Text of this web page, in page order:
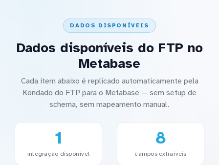
DADOS DISPONÍVEIS
Dados disponíveis do FTP no
Metabase
Cada item abaixo é replicado automaticamente pela
Kondado do FTP para o Metabase — sem setup de
schema, sem mapeamento manual.
1
integração disponível
8
campos extraíveis